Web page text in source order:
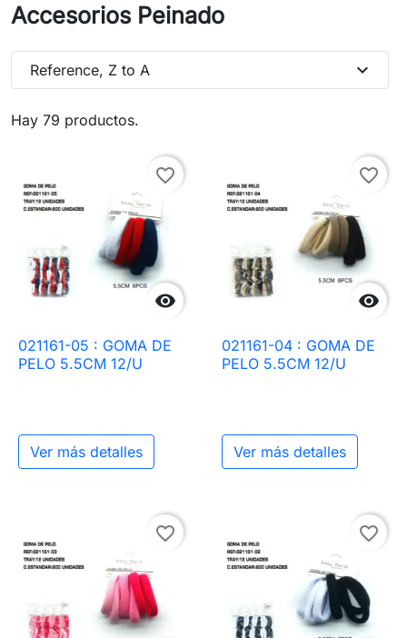
Accesorios Peinado
Hay 79 productos.
Reference, Z to A expand_more

favorite_border
021161-05 : GOMA DE
PELO 5.5CM 12/U
Ver más detalles

favorite_border
021161-04 : GOMA DE
PELO 5.5CM 12/U
Ver más detalles
favorite_border favorite_border